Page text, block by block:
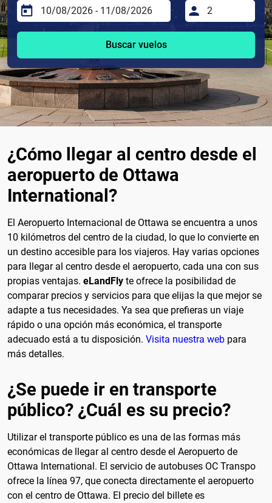
Buscar vuelos
¿Cómo llegar al centro desde el
aeropuerto de Ottawa
International?
El Aeropuerto Internacional de Ottawa se encuentra a unos
10 kilómetros del centro de la ciudad, lo que lo convierte en
un destino accesible para los viajeros. Hay varias opciones
para llegar al centro desde el aeropuerto, cada una con sus
propias ventajas. eLandFly te ofrece la posibilidad de
comparar precios y servicios para que elijas la que mejor se
adapte a tus necesidades. Ya sea que prefieras un viaje
rápido o una opción más económica, el transporte
adecuado está a tu disposición. Visita nuestra web para
más detalles.
¿Se puede ir en transporte
público? ¿Cuál es su precio?
Utilizar el transporte público es una de las formas más
económicas de llegar al centro desde el Aeropuerto de
Ottawa International. El servicio de autobuses OC Transpo
ofrece la línea 97, que conecta directamente el aeropuerto
con el centro de Ottawa. El precio del billete es